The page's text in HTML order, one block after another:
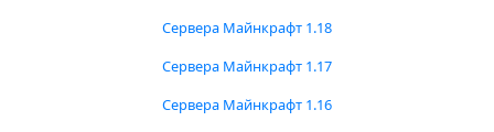
Сервера Майнкрафт 1.18
Сервера Майнкрафт 1.17
Сервера Майнкрафт 1.16